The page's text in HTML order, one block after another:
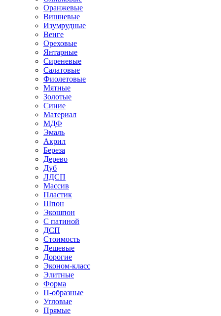
Оранжевые
Вишневые
Изумрудные
Венге
Ореховые
Янтарные
Сиреневые
Салатовые
Фиолетовые
Мятные
Золотые
Синие
Материал
МДФ
Эмаль
Акрил
Береза
Дерево
Дуб
ЛДСП
Массив
Пластик
Шпон
Экошпон
С патиной
ДСП
Стоимость
Дешевые
Дорогие
Эконом-класс
Элитные
Форма
П-образные
Угловые
Прямые